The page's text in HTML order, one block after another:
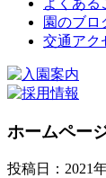
園のブロ
交通アク
ホームペー
投稿日：2021